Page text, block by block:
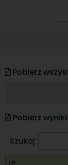
Pobierz
Pobierz wyniki
Szukaj: